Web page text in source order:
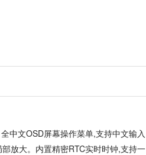
中文OSD屏幕操作菜单,支持中文输入
放大。内置精密RTC实时时钟,支持一